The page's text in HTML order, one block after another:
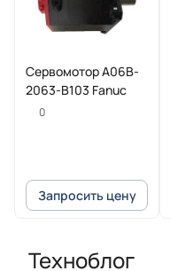
Сервомотор A06B-
2063-B103 Fanuc
0
Запросить цену
Техноблог